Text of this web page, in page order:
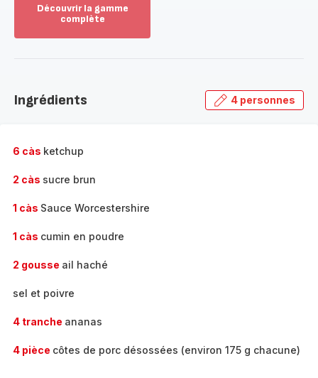
Découvrir la gamme
complète
gamme
Ingrédients 4 personnes
6 càs ketchup
2 càs sucre brun
1 càs Sauce Worcestershire
1 càs cumin en poudre
2 gousse ail haché
sel et poivre
4 tranche ananas
4 pièce côtes de porc désossées (environ 175 g chacune)